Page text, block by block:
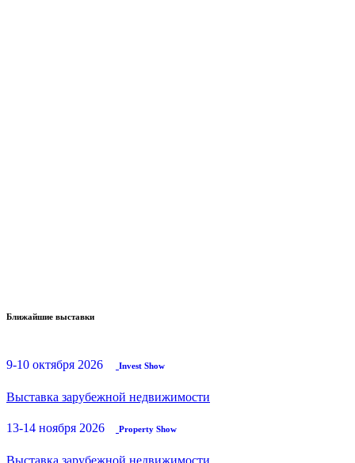
Ближайшие выставки
9-10 октября 2026 Invest Show
Выставка зарубежной недвижимости
13-14 ноября 2026 Property Show